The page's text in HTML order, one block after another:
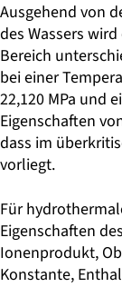
Ausgehend von
des Wassers
Bereich
bei einer
22,120 MPa und
Eigenschaften
dass im
vorliegt.
Für
Eigenschaften
Ionenprodukt,
Konstante,